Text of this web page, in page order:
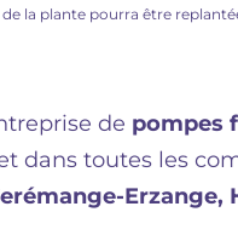
la plante pourra être
de pompes
dans toutes les
Erzange,